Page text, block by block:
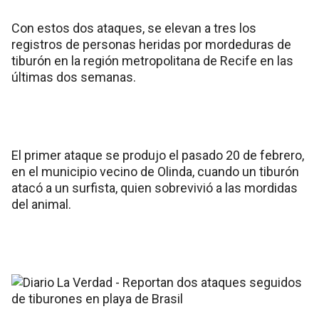
Con estos dos ataques, se elevan a tres los
registros de personas heridas por mordeduras de
tiburón en la región metropolitana de Recife en las
últimas dos semanas.
El primer ataque se produjo el pasado 20 de febrero,
en el municipio vecino de Olinda, cuando un tiburón
atacó a un surfista, quien sobrevivió a las mordidas
del animal.